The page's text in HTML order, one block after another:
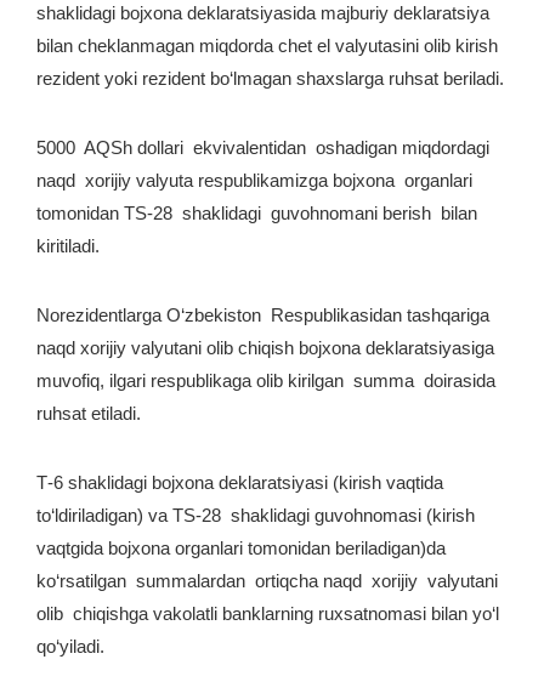
shaklidagi bojxona deklaratsiyasida majburiy deklaratsiya
bilan cheklanmagan miqdorda chet el valyutasini olib kirish
rezident yoki rezident bo‘lmagan shaxslarga ruhsat beriladi.
5000 AQSh dollari ekvivalentidan oshadigan miqdordagi
naqd xorijiy valyuta respublikamizga bojxona organlari
tomonidan TS-28 shaklidagi guvohnomani berish bilan
kiritiladi.
Norezidentlarga O‘zbekiston Respublikasidan tashqariga
naqd xorijiy valyutani olib chiqish bojxona deklaratsiyasiga
muvofiq, ilgari respublikaga olib kirilgan summa doirasida
ruhsat etiladi.
Т-6 shaklidagi bojxona deklaratsiyasi (kirish vaqtida
to‘ldiriladigan) va TS-28 shaklidagi guvohnomasi (kirish
vaqtgida bojxona organlari tomonidan beriladigan)da
ko‘rsatilgan summalardan ortiqcha naqd xorijiy valyutani
olib chiqishga vakolatli banklarning ruxsatnomasi bilan yo‘l
qo‘yiladi.